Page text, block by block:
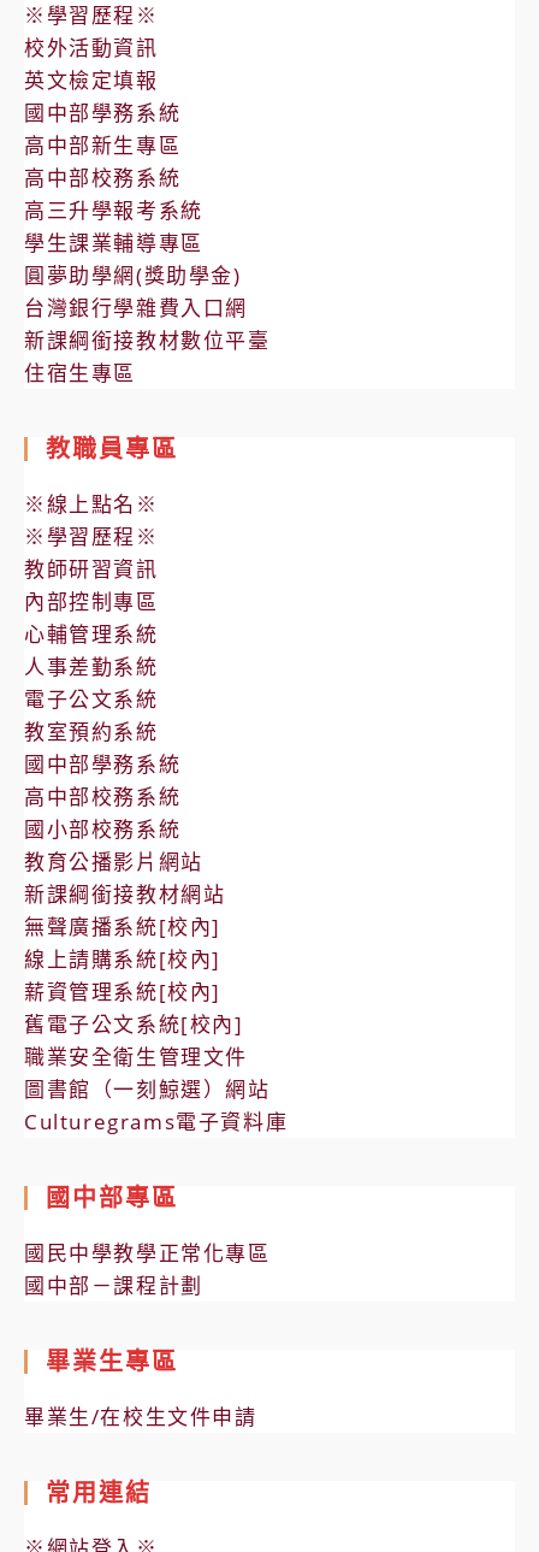
※學習歷程※
校外活動資訊
英文檢定填報
國中部學務系統
高中部新生專區
高中部校務系統
高三升學報考系統
學生課業輔導專區
圓夢助學網(獎助學金)
台灣銀行學雜費入口網
新課綱銜接教材數位平臺
住宿生專區
教職員專區
※線上點名※
※學習歷程※
教師研習資訊
內部控制專區
心輔管理系統
人事差勤系統
電子公文系統
教室預約系統
國中部學務系統
高中部校務系統
國小部校務系統
教育公播影片網站
新課綱銜接教材網站
無聲廣播系統[校內]
線上請購系統[校內]
薪資管理系統[校內]
舊電子公文系統[校內]
職業安全衛生管理文件
圖書館（一刻鯨選）網站
Culturegrams電子資料庫
國中部專區
國民中學教學正常化專區
國中部－課程計劃
畢業生專區
畢業生/在校生文件申請
常用連結